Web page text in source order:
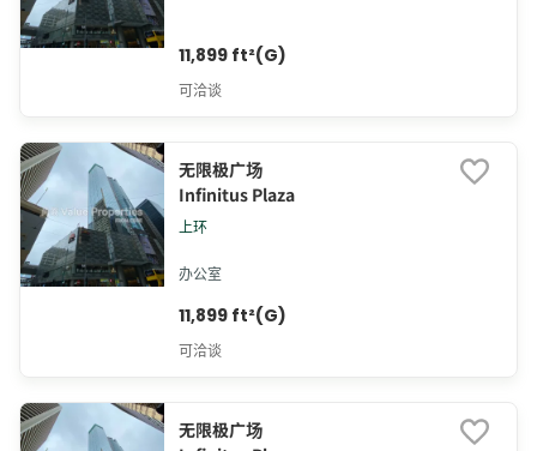
11,899 ft²(G)
可洽谈
无限极广场
Infinitus Plaza
上环
办公室
11,899 ft²(G)
可洽谈
无限极广场